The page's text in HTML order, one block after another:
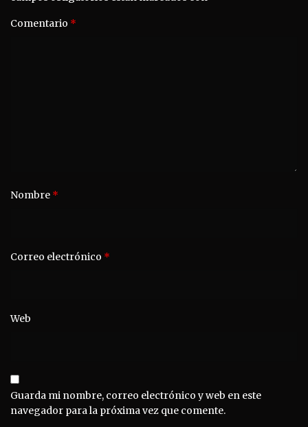
Comentario *
Nombre *
Correo electrónico *
Web
Guarda mi nombre, correo electrónico y web en este
navegador para la próxima vez que comente.